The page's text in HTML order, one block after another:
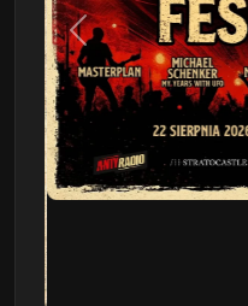
This Will Destroy You
09.08 - Poznań, Klub 2progi